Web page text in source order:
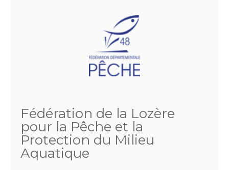
Fédération de la Lozère
pour la Pêche et la
Protection du Milieu
Aquatique